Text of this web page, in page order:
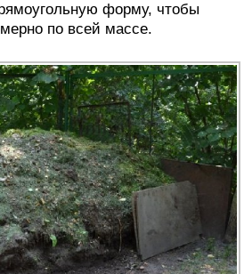
форму, чтобы
по всей массе.